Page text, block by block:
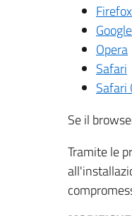
Firefox
Opera
Safari
Safari
Se il
Tramite le